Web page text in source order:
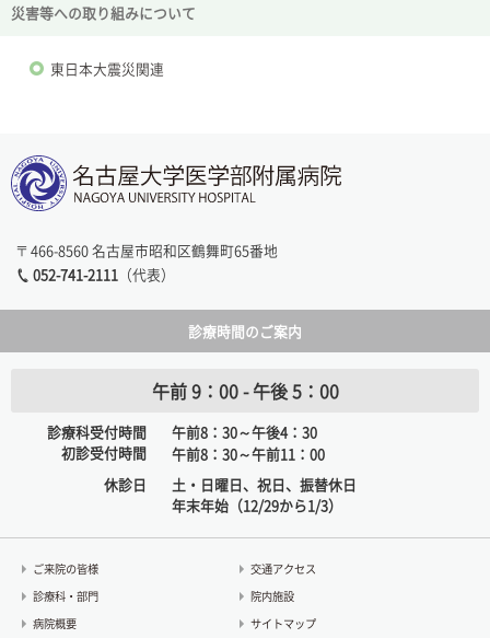
災害等への取り組みについて
東日本大震災関連
〒466-8560 名古屋市昭和区鶴舞町65番地
052-741-2111 （代表）
診療時間のご案内
午前 9：00 - 午後 5：00
診療科受付時間
初診受付時間
午前8：30～午後4：30
午前8：30～午前11：00
休診日
土・日曜日、祝日、振替休日
年末年始（12/29から1/3）
ご来院の皆様
診療科・部門
病院概要
交通アクセス
院内施設
サイトマップ